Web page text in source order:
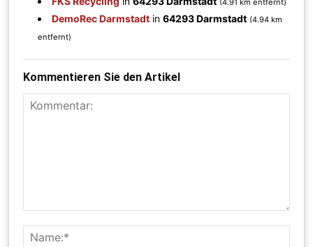
DemoRec Darmstadt in64293 Darmstadt (4.94 km
entfernt)
Kommentieren Sie den Artikel